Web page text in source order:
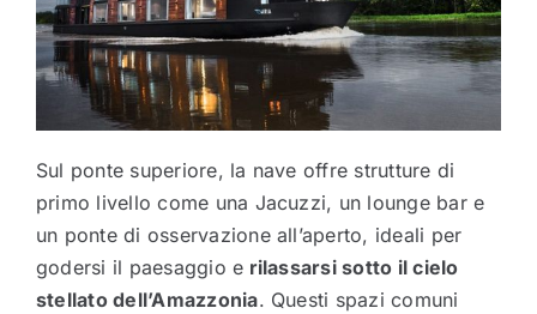
Sul ponte superiore, la nave offre strutture di
primo livello come una Jacuzzi, un lounge bar e
un ponte di osservazione all’aperto, ideali per
godersi il paesaggio e rilassarsi sotto il cielo
stellato dell’Amazzonia. Questi spazi comuni